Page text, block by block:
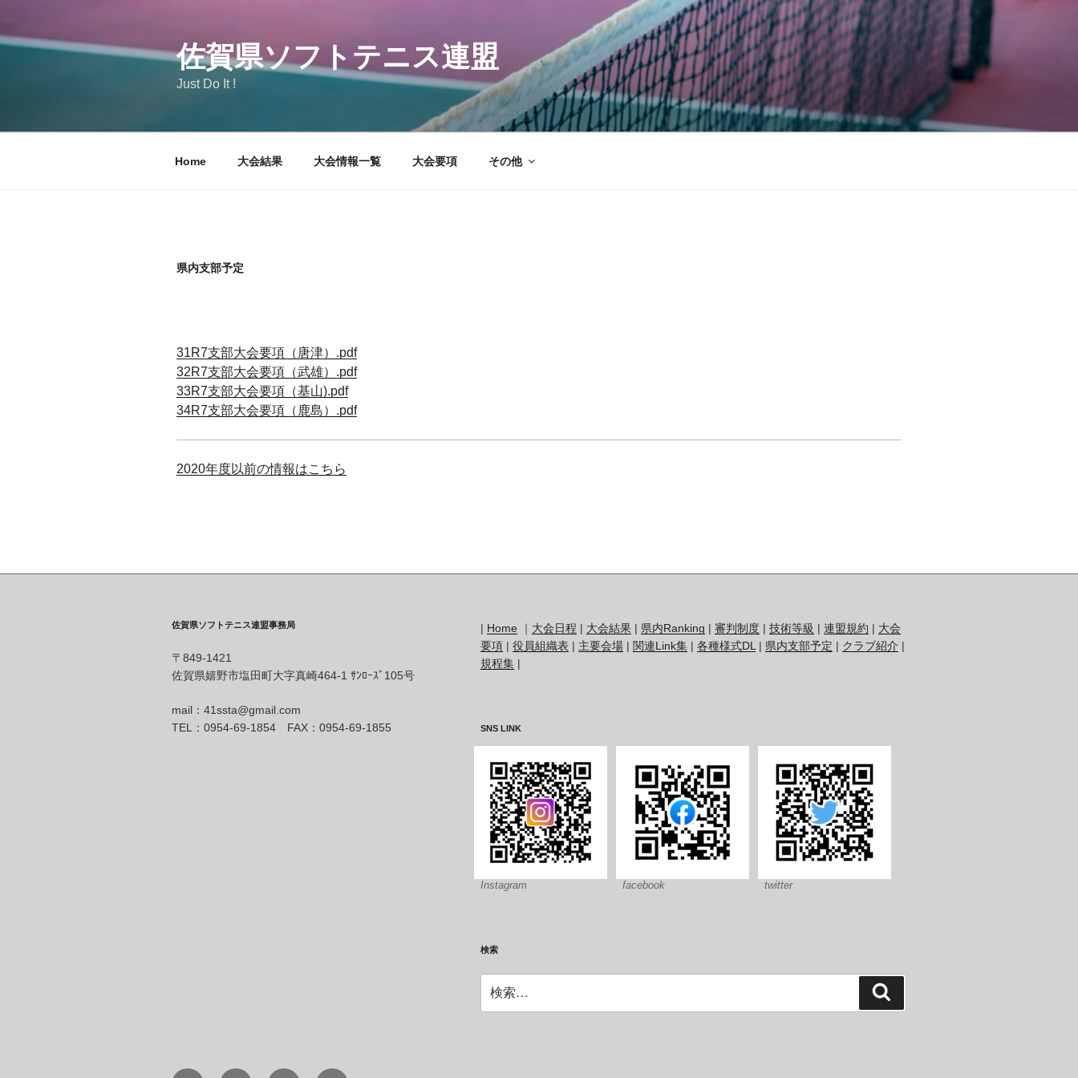
テ
佐賀県ソフトテニス連盟
Just Do It !
Home 大会結果 大会情報一覧 大会要項 その他
県内支部予定
31R7支部大会要項（唐津）.pdf
32R7支部大会要項（武雄）.pdf
33R7支部大会要項（基山).pdf
34R7支部大会要項（鹿島）.pdf
2020年度以前の情報はこちら
佐賀県ソフトテニス連盟事務局
〒849-1421
佐賀県嬉野市塩田町大字真崎464-1 ｻﾝﾛｰｽﾞ105号
mail：41ssta@gmail.com
TEL：0954-69-1854 FAX：0954-69-1855
| Home ｜ 大会日程 | 大会結果 | 県内Ranking | 審判制度| 技術等級 | 連盟規約 | 大会
要項| 役員組織表 | 主要会場| 関連Link集| 各種様式DL | 県内支部予定 | クラブ紹介 |
規程集|
SNS LINK
Instagram facebook twitter
検索
索:
索